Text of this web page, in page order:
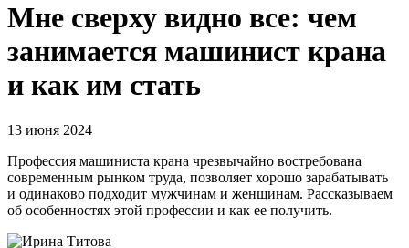
Мне сверху видно все: чем
занимается машинист крана
и как им стать
13 июня 2024
Профессия машиниста крана чрезвычайно востребована
современным рынком труда, позволяет хорошо зарабатывать
и одинаково подходит мужчинам и женщинам. Рассказываем
об особенностях этой профессии и как ее получить.